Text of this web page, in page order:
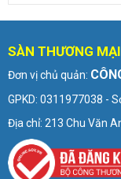
SÀN THƯƠNG
Đơn vị chủ quản:
GPKD: 0311977038 -
Địa chỉ: 213 Chu Văn